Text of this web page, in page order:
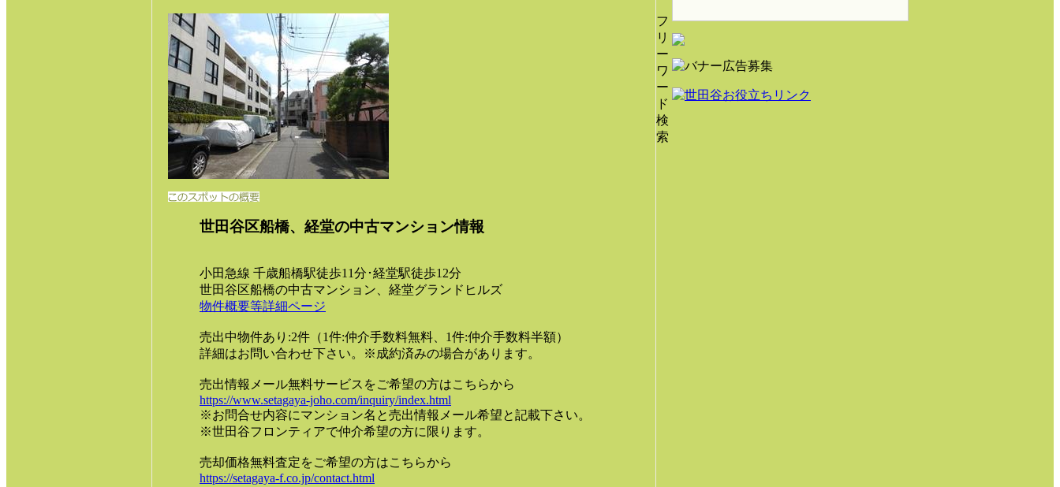
世田谷区船橋、経堂の中古マンション情報
小田急線 千歳船橋駅徒歩11分･経堂駅徒歩12分
世田谷区船橋の中古マンション、経堂グランドヒルズ
物件概要等詳細ページ
売出中物件あり:2件（1件:仲介手数料無料、1件:仲介手数料半額）
詳細はお問い合わせ下さい。※成約済みの場合があります。
売出情報メール無料サービスをご希望の方はこちらから
https://www.setagaya-joho.com/inquiry/index.html
※お問合せ内容にマンション名と売出情報メール希望と記載下さい。
※世田谷フロンティアで仲介希望の方に限ります。
売却価格無料査定をご希望の方はこちらから
https://setagaya-f.co.jp/contact.html
フ
リ
ー
ワ
ー
ド
検
索